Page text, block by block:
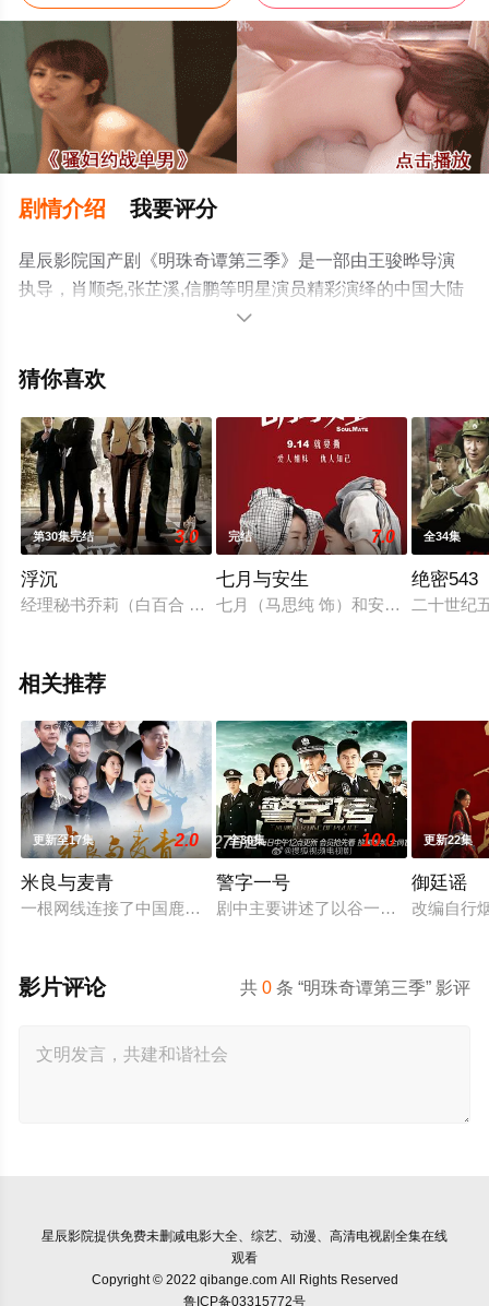
剧情介绍 我要评分
星辰影院国产剧《明珠奇谭第三季》是一部由王骏晔导演
执导，肖顺尧,张芷溪,信鹏等明星演员精彩演绎的中国大陆
电视剧，大结局剧情已揭晓（第24集已完结），手机免费
电视剧提前免费观看，更多剧情信息可移步至豆瓣电视

猜你喜欢
第30集完结 3.0
浮沉
经理秘书乔莉（白百合 饰）为了挑战自我准备辞去职务跳槽做
完结 7.0
七月与安生
七月（马思纯 饰）和安生（周冬雨
全34集
绝密543
二十世纪
相关推荐
更新至17集 2.0
米良与麦青
一根网线连接了中国鹿鸣村和英国牛津，麦香通过视频向米良
全30集 10.0
警字一号
剧中主要讲述了以谷一诚（李 崇霄
更新22集
御廷谣
改编自行
共0 条 “明珠奇谭第三季” 影评
影片评论
星辰影院提供免费未删减电影大全、综艺、动漫、高清电视剧全集在线
观看
Copyright © 2022 qibange.com All Rights Reserved
鲁ICP备03315772号